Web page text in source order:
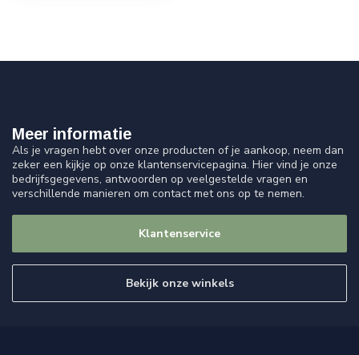
Meer informatie
Als je vragen hebt over onze producten of je aankoop, neem dan
zeker een kijkje op onze klantenservicepagina. Hier vind je onze
bedrijfsgegevens, antwoorden op veelgestelde vragen en
verschillende manieren om contact met ons op te nemen.
Klantenservice
Bekijk onze winkels